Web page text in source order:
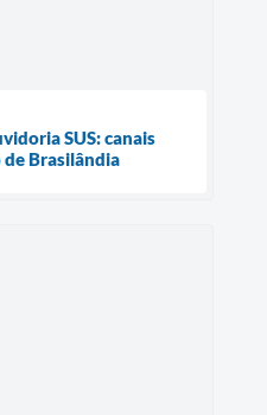
SUS: canais
Brasilândia